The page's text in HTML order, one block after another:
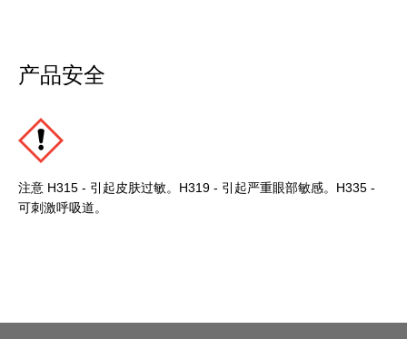
产品安全
注意 H315 - 引起皮肤过敏。H319 - 引起严重眼部敏感。H335 -
可刺激呼吸道。